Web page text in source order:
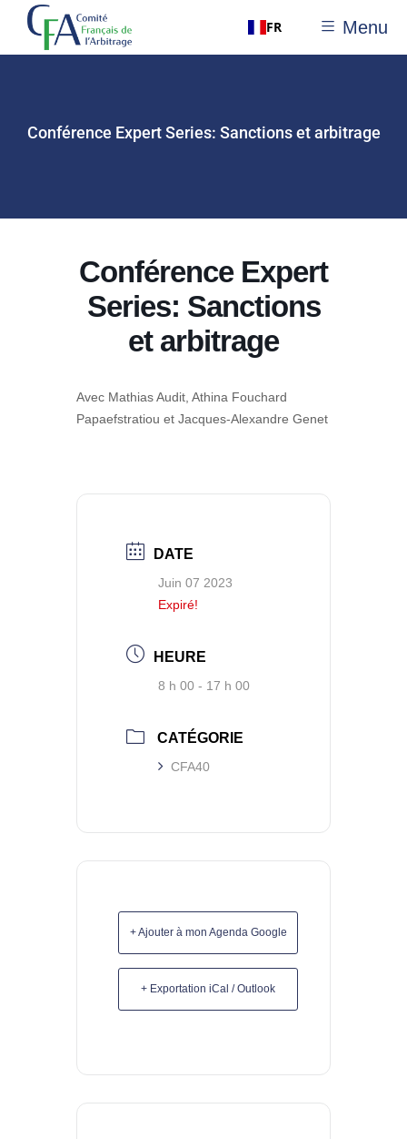
Menu
FR
Conférence Expert Series: Sanctions et arbitrage
Conférence Expert
Series: Sanctions
et arbitrage
Avec Mathias Audit, Athina Fouchard
Papaefstratiou et Jacques-Alexandre Genet
DATE
Juin 07 2023
Expiré!
HEURE
8 h 00 - 17 h 00
CATÉGORIE
CFA40
+ Ajouter à mon Agenda Google
+ Exportation iCal / Outlook